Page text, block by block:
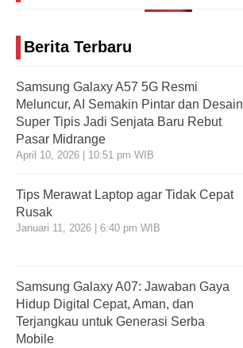
Berita Terbaru
Samsung Galaxy A57 5G Resmi
Meluncur, AI Semakin Pintar dan Desain
Super Tipis Jadi Senjata Baru Rebut
Pasar Midrange
April 10, 2026 | 10:51 pm WIB
Tips Merawat Laptop agar Tidak Cepat
Rusak
Januari 11, 2026 | 6:40 pm WIB
Samsung Galaxy A07: Jawaban Gaya
Hidup Digital Cepat, Aman, dan
Terjangkau untuk Generasi Serba
Mobile